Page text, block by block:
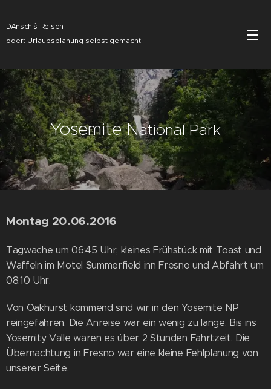
DAnschi´s Reisen
oder: Urlaubsplanung selbst gemacht
Yosemite National Park
Montag 20.06.2016
Tagwache um 06:45 Uhr, kleines Frühstück mit Toast und
Waffeln im Motel Summerfield inn Fresno und Abfahrt um
08:10 Uhr.
Von Oakhurst kommend sind wir in den Yosemite NP
reingefahren. Die Anreise war ein wenig zu lange. Bis ins
Yosemity Valle waren es über 2 Stunden Fahrtzeit. Die
Übernachtung in Fresno war eine kleine Fehlplanung von
unserer Seite.